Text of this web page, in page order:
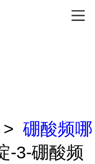
> 硼酸频哪
-3-硼酸频